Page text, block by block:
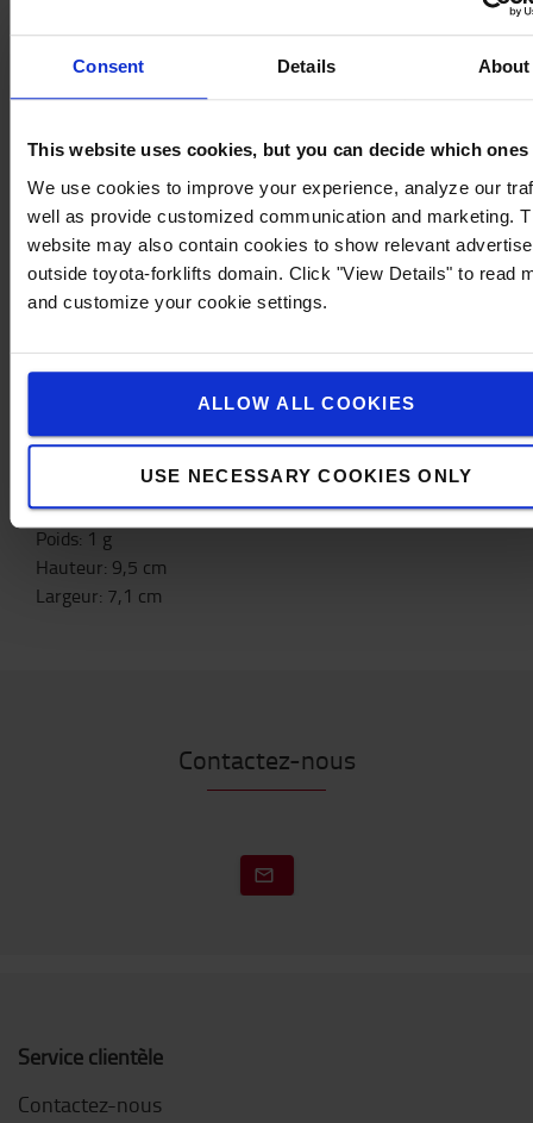
Consent Details About
This website uses cookies, but you can decide which ones
We use cookies to improve your experience, analyze our
well as provide customized communication and marketing.
website may also contain cookies to show relevant
outside toyota-forklifts domain. Click "View Details" to read
and customize your cookie settings.
ALLOW ALL COOKIES
USE NECESSARY COOKIES ONLY
Courant de charge: 5A
Température de fonctionnement: -40 ° C / + 40 ° C
Classe IP: IP65
Certificat: EN 60335-2-29: 2004 + A2: 210, EN 60335-
1: 2012 + A11: 2014, EN 62233: 2008, EN 55014-1:
2006 + A1: 2009 + A2: 2011, EN 61000-3 -3: 2013, EN
61000- 3-2: 2014, EN 55014-2: 2015
Le kit chargeur 1205 Flex contient:
1 câble de connexion MiniPlug Xtreme de 2,5 m
1 x câble d'admission MiniPlug de 1,5 m
1 x jeu de câbles
1 x kit de montage
Poids: 1 g
Hauteur: 9,5 cm
Largeur: 7,1 cm
Contactez-nous
Service clientèle
Contactez-nous